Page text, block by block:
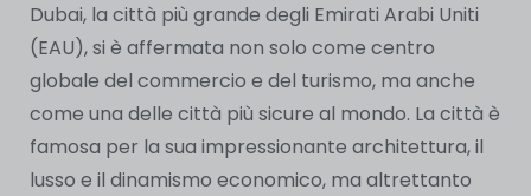
Dubai, la città più grande degli Emirati Arabi Uniti
(EAU), si è affermata non solo come centro
globale del commercio e del turismo, ma anche
come una delle città più sicure al mondo. La città è
famosa per la sua impressionante architettura, il
lusso e il dinamismo economico, ma altrettanto